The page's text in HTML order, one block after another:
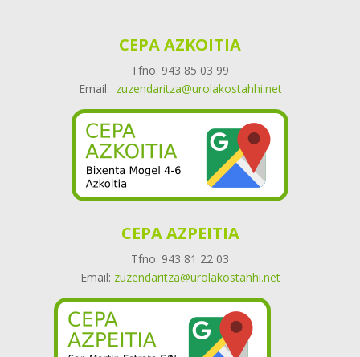
CEPA AZKOITIA
Tfno: 943 85 03 99
Email: zuzendaritza@urolakostahhi.net
CEPA AZPEITIA
Tfno: 943 81 22 03
Email: zuzendaritza@urolakostahhi.net